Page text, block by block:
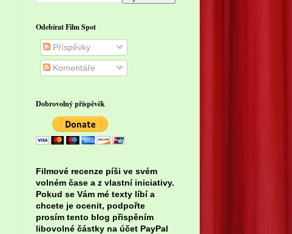
Odebírat Film Spot
Příspěvky
Komentáře
Dobrovolný příspěvěk
Filmové recenze píši ve svém
volném čase a z vlastní iniciativy.
Pokud se Vám mé texty líbí a
chcete je ocenit, podpořte
prosím tento blog přispěním
libovolné částky na účet PayPal